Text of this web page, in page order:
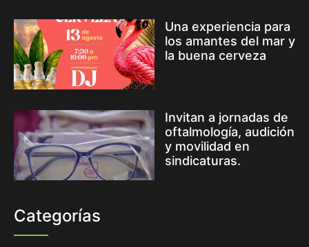
Una experiencia para
los amantes del mar y
la buena cerveza
Invitan a jornadas de
oftalmología, audición
y movilidad en
sindicaturas.
Categorías